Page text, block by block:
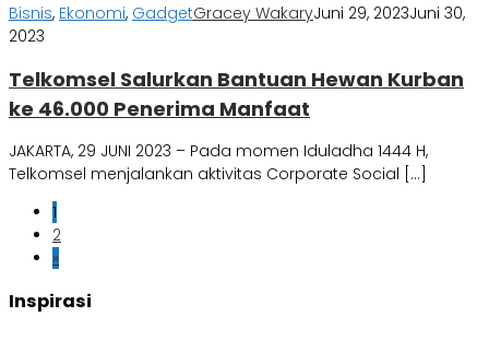
Bisnis, Ekonomi, GadgetGracey WakaryJuni 29, 2023Juni 30,
2023
Telkomsel Salurkan Bantuan Hewan Kurban
ke 46.000 Penerima Manfaat
JAKARTA, 29 JUNI 2023 – Pada momen Iduladha 1444 H,
Telkomsel menjalankan aktivitas Corporate Social […]
1
2
»
Inspirasi